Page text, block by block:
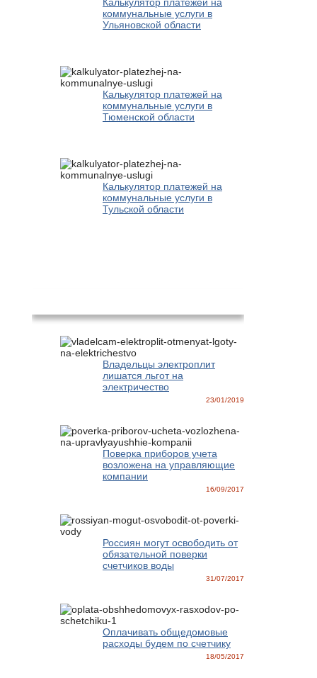
коммунальные услуги в
Ульяновской области
Калькулятор платежей на
коммунальные услуги в
Тюменской области
Калькулятор платежей на
коммунальные услуги в
Тульской области
Владельцы электроплит
лишатся льгот на
электричество
23/01/2019
Поверка приборов учета
возложена на управляющие
компании
16/09/2017
Россиян могут освободить от
обязательной поверки
счетчиков воды
31/07/2017
Оплачивать общедомовые
расходы будем по счетчику
18/05/2017